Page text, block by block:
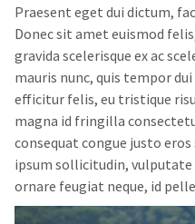
Praesent eget dui dictum,
Donec sit amet euismod
gravida scelerisque ex ac
mauris nunc, quis tempor
efficitur felis, eu tristique
magna id fringilla
consequat congue justo
ipsum sollicitudin, vulputate
ornare feugiat neque, id